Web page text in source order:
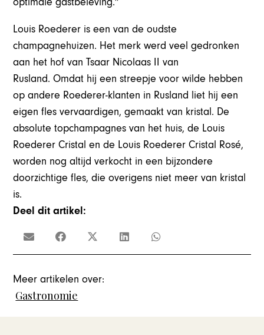
Louis Roederer is een van de oudste
champagnehuizen. Het merk werd veel gedronken
aan het hof van Tsaar Nicolaas II van
Rusland. Omdat hij een streepje voor wilde hebben
op andere Roederer-klanten in Rusland liet hij een
eigen fles vervaardigen, gemaakt van kristal. De
absolute topchampagnes van het huis, de Louis
Roederer Cristal en de Louis Roederer Cristal Rosé,
worden nog altijd verkocht in een bijzondere
doorzichtige fles, die overigens niet meer van kristal
is.
Deel dit artikel:
Meer artikelen over:
Gastronomie